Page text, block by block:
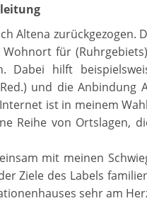
Altena zurückgezogen.
für
hilft
und die Anbindung
ist in meinem
Reihe von Ortslagen,
mit meinen
Ziele des Labels
sehr am